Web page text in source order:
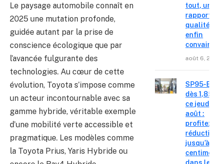
Le paysage automobile connaît en
2025 une mutation profonde,
guidée autant par la prise de
conscience écologique que par
l’avancée fulgurante des
technologies. Au cœur de cette
évolution, Toyota s’impose comme
un acteur incontournable avec sa
gamme hybride, véritable exemple
d’une mobilité verte accessible et
pragmatique. Les modèles comme
la Toyota Prius, Yaris Hybride ou
tout, un
rapport
qualité-
enfin
août 6,
SP95-E10
dès 1,85
ce jeudi 6
août :
profitez
jusqu’à 15
centimes